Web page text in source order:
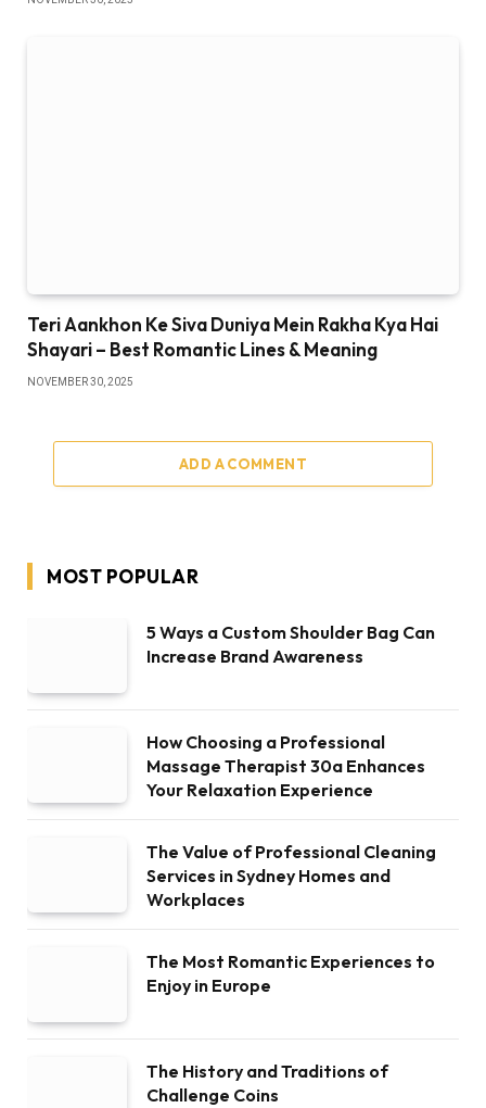
Teri Aankhon Ke Siva Duniya Mein Rakha Kya Hai
Shayari – Best Romantic Lines & Meaning
NOVEMBER 30, 2025
ADD A COMMENT
MOST POPULAR
5 Ways a Custom Shoulder Bag Can
Increase Brand Awareness
How Choosing a Professional
Massage Therapist 30a Enhances
Your Relaxation Experience
The Value of Professional Cleaning
Services in Sydney Homes and
Workplaces
The Most Romantic Experiences to
Enjoy in Europe
The History and Traditions of
Challenge Coins